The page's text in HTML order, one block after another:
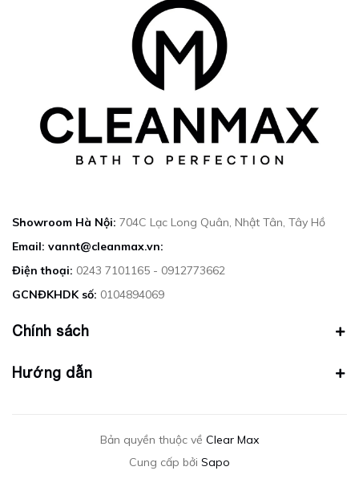
Showroom Hà Nội: 704C Lạc Long Quân, Nhật Tân, Tây Hồ
Email: vannt@cleanmax.vn:
Điện thoại: 0243 7101165 - 0912773662
GCNĐKHDK số: 0104894069
Chính sách
Hướng dẫn
Bản quyền thuộc về Clear Max
Cung cấp bởi Sapo